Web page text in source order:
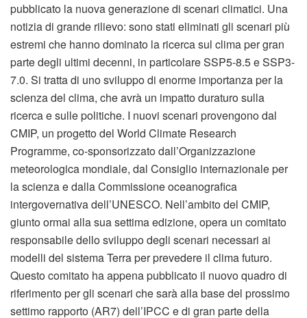
pubblicato la nuova generazione di scenari climatici. Una
notizia di grande rilievo: sono stati eliminati gli scenari più
estremi che hanno dominato la ricerca sul clima per gran
parte degli ultimi decenni, in particolare SSP5-8.5 e SSP3-
7.0. Si tratta di uno sviluppo di enorme importanza per la
scienza del clima, che avrà un impatto duraturo sulla
ricerca e sulle politiche. I nuovi scenari provengono dal
CMIP, un progetto del World Climate Research
Programme, co-sponsorizzato dall’Organizzazione
meteorologica mondiale, dal Consiglio internazionale per
la scienza e dalla Commissione oceanografica
intergovernativa dell’UNESCO. Nell’ambito del CMIP,
giunto ormai alla sua settima edizione, opera un comitato
responsabile dello sviluppo degli scenari necessari ai
modelli del sistema Terra per prevedere il clima futuro.
Questo comitato ha appena pubblicato il nuovo quadro di
riferimento per gli scenari che sarà alla base del prossimo
settimo rapporto (AR7) dell’IPCC e di gran parte della